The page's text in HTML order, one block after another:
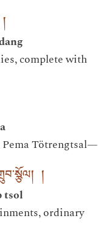
complete with
Pema Tötrengtsal—
།
tsol
ordinary